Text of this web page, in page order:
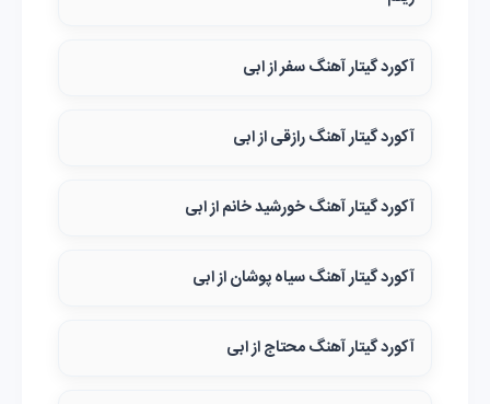
آکورد گیتار آهنگ سفر از ابی
آکورد گیتار آهنگ رازقی از ابی
آکورد گیتار آهنگ خورشید خانم از ابی
آکورد گیتار آهنگ سیاه پوشان از ابی
آکورد گیتار آهنگ محتاج از ابی